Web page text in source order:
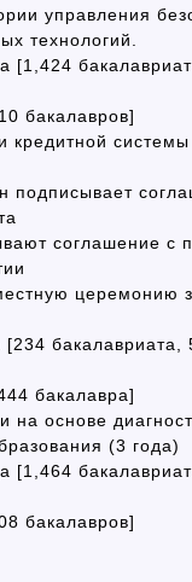
управления
технологий.
[1,424
бакалавров]
системы
подписывает
соглашение с
церемонию
бакалавриата,
бакалавра]
основе
(3 года)
[1,464
бакалавров]